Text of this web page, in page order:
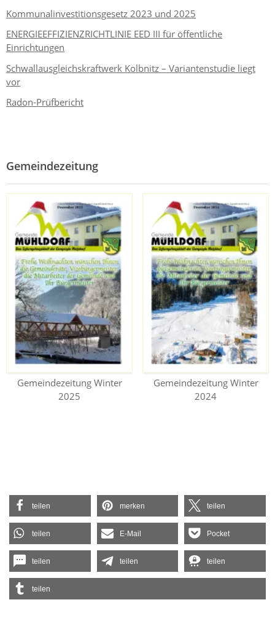
Kommunalinvestitionsgesetz 2023 und 2025
ENERGIEEFFIZIENZRICHTLINIE EED III für öffentliche
Einrichtungen
Schwallausgleichskraftwerk Kolbnitz – Variantenstudie liegt
vor
Radon-Prüfbericht
Gemeindezeitung
Gemeindezeitung Winter
2025
Gemeindezeitung Winter
2024
teilen merken teilen
teilen E-Mail Pocket
teilen teilen teilen
teilen